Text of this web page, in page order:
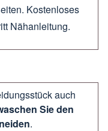
Kostenloses
Nähanleitung.
auch
Sie den
.